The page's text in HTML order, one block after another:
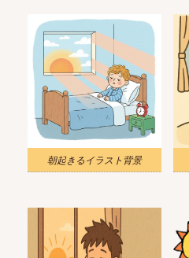
朝起きるイラスト背景